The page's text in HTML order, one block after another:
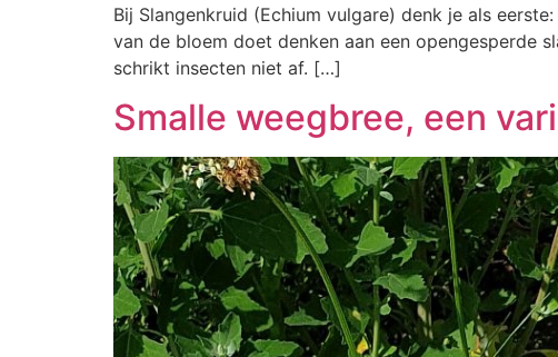
Bij Slangenkruid (Echium vulgare) denk je als
van de bloem doet denken aan een opengesperde
schrikt insecten niet af. […]
Smalle weegbree, een